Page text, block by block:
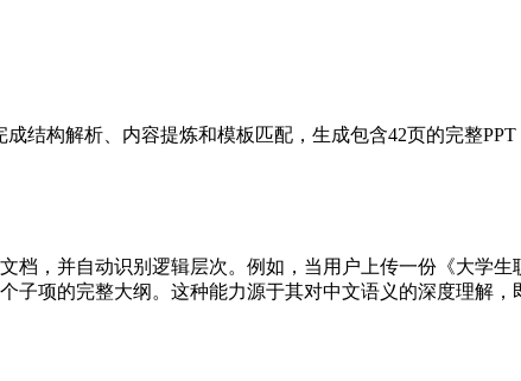
结构解析、内容提炼和模板匹配，生成包含42页的完整
档，并自动识别逻辑层次。例如，当用户上传一份《大学
项的完整大纲。这种能力源于其对中文语义的深度理解，